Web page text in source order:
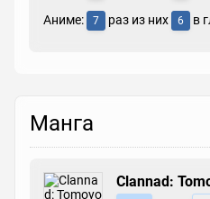
Аниме: 7 раз из них 6 в
Манга
Clannad: